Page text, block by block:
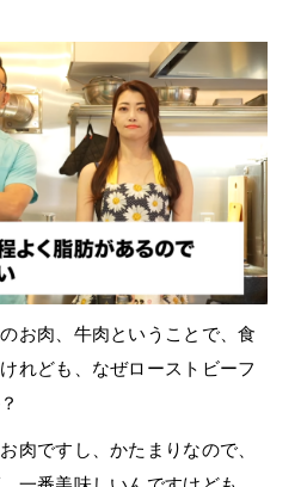
お肉、牛肉ということで、食
れども、なぜローストビーフ
肉ですし、かたまりなので、